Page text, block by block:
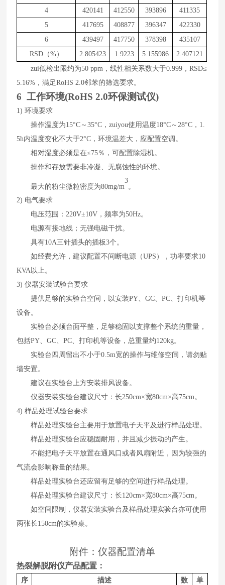
4
420141 412550 393896
411335
5
417695 408877 396347
422330
6
439497 417750 378398
435107
RSD（%）
2.805423 1.9223 5.155986
2.407121
zui低检出限约为50 ppm ，线性相关系数大于0.999 ，RSD≤
5. 16% ，满足RoHS 2.0邻苯的筛选要求。
6 工作环境(RoHS 2.0环保测试仪)
1)环境要求
操作温度为15°C ～35°C ，zuiyou使用温度18°C ～ 28°C ， 1.
5h内温度变化不大于2°C ，环境温差大，应配置空调。
相对湿度必须是在≤75％，可配置除湿机。
操作和存放需要非冷凝、无腐蚀性的环境。
最大的粉尘微粒密度为80mg/m
3
。
2) 电气要求
电压范围：220V±10V ，频率为50Hz。
电源有接地线；无强电磁干扰。
具有10A三针插头的插板3个。
如经费允许，建议配置不间断电源（UPS ），功率要求10
KVA以上。
3)仪器安装试验台要求
提供足够的实验台空间，以安装PY、GC、PC、打印机等
设备。
实验台必须台面平整，足够稳固以支撑整个系统的重量，
包括PY、GC、PC、打印机等设备，总重量约120kg。
实验台四周留出不小于0.5m宽的操作与维修空间，请勿贴
墙安置。
建议在实验台上方安装排风设备。
仪器安装实验台建议尺寸：长250cm×宽80cm×高75cm。
4)样品处理试验台要求
样品处理实验台主要用于放置电子天平及进行样品处理。
样品处理实验台应稳固耐用，并且减少振动的产生。
不能把电子天平放置在通风口或者风扇附近，因为较强的
气流会影响称量的结果。
样品处理实验台还应留有足够的空间进行样品处理。
样品处理实验台建议尺寸：长120cm×宽80cm×高75cm。
如空间限制，仪器安装实验台及样品处理实验台亦可使用
两张长150cm的实验桌。
附件：仪器配置清单
热裂解脱附仪产品配置：
序
描述
数
单